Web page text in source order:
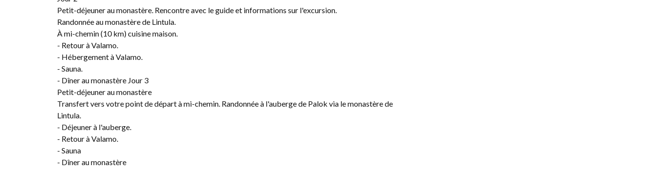
Petit-déjeuner au monastère. Rencontre avec le guide et informations sur l'excursion.
Randonnée au monastère de Lintula.
À mi-chemin (10 km) cuisine maison.
- Retour à Valamo.
- Hébergement à Valamo.
- Sauna.
- Dîner au monastère Jour 3
Petit-déjeuner au monastère
Transfert vers votre point de départ à mi-chemin. Randonnée à l'auberge de Palok via le monastère de
Lintula.
- Déjeuner à l'auberge.
- Retour à Valamo.
- Sauna
- Dîner au monastère